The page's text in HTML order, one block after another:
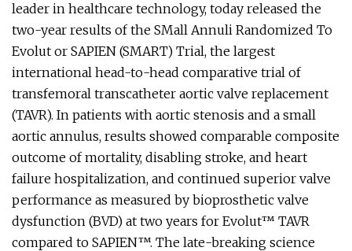
leader in healthcare technology, today released the
two-year results of the SMall Annuli Randomized To
Evolut or SAPIEN (SMART) Trial, the largest
international head-to-head comparative trial of
transfemoral transcatheter aortic valve replacement
(TAVR). In patients with aortic stenosis and a small
aortic annulus, results showed comparable composite
outcome of mortality, disabling stroke, and heart
failure hospitalization, and continued superior valve
performance as measured by bioprosthetic valve
dysfunction (BVD) at two years for Evolut™ TAVR
compared to SAPIEN™. The late-breaking science